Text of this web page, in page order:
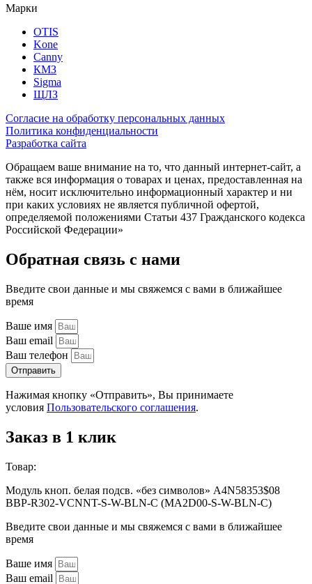
Марки
OTIS
Kone
Canny
КМЗ
Sigma
ЩЛЗ
Согласие на обработку персональных данных
Политика конфиденциальности
Разработка сайта
Обращаем ваше внимание на то, что данный интернет-сайт, а
также вся информация о товарах и ценах, предоставленная на
нём, носит исключительно информационный характер и ни
при каких условиях не является публичной офертой,
определяемой положениями Статьи 437 Гражданского кодекса
Российской Федерации»
Обратная связь с нами
Введите свои данные и мы свяжемся с вами в ближайшее
время
Ваше имя
Ваш email
Ваш телефон
Отправить
Нажимая кнопку «Отправить», Вы принимаете
условия Пользовательского соглашения.
Заказ в 1 клик
Товар:
Модуль кноп. белая подсв. «без символов» A4N58353$08
BBP-R302-VCNNT-S-W-BLN-C (MA2D00-S-W-BLN-C)
Введите свои данные и мы свяжемся с вами в ближайшее
время
Ваше имя
Ваш email